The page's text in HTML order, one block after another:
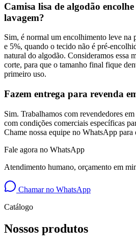
Camisa lisa de algodão
lavagem?
Sim, é normal um encolhimento leve na
e 5%, quando o tecido não é pré-
natural do algodão. Consideramos essa
corte, para que o tamanho final fique
primeiro uso.
Fazem entrega para revenda
Sim. Trabalhamos com revendedores
com condições comerciais específicas
Chame nossa equipe no WhatsApp para
Fale agora no WhatsApp
Atendimento humano, orçamento em
Chamar no WhatsApp
Catálogo
Nossos produtos